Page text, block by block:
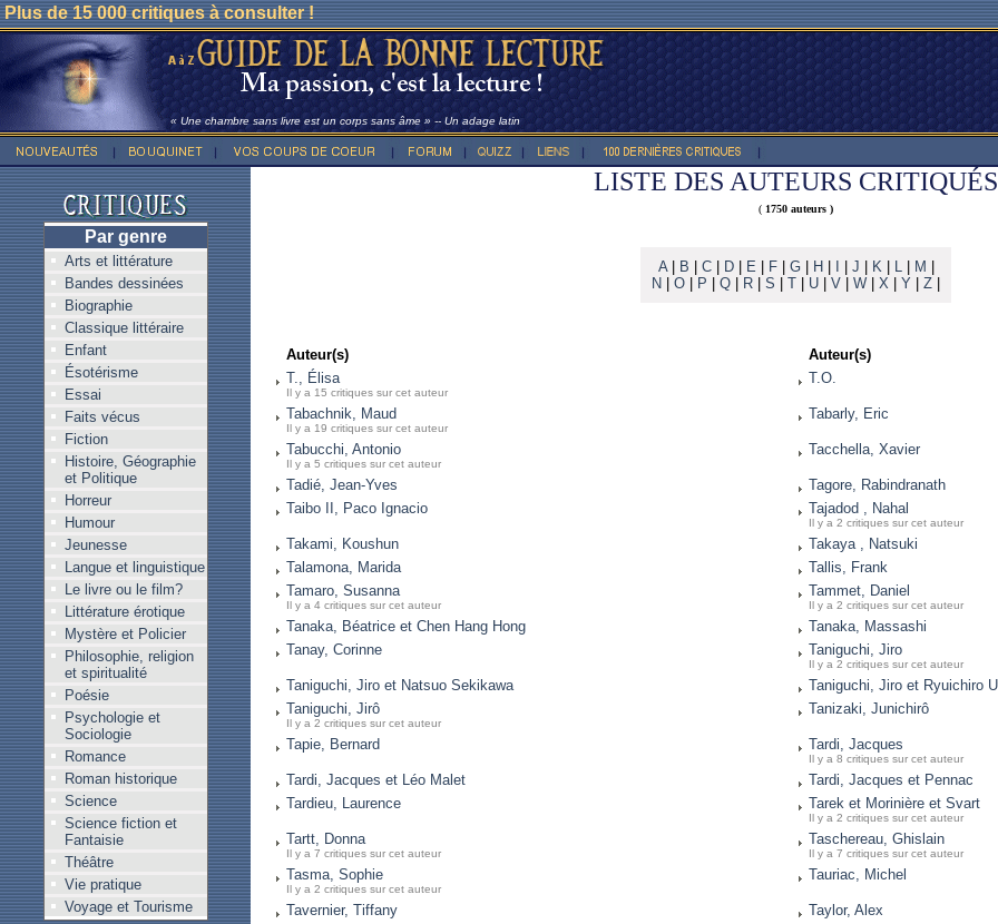
Plus de 15 000 critiques à consulter !
« Une chambre sans livre est un corps sans âme » -- Un adage latin
Par genre
Arts et littérature
Bandes dessinées
Biographie
Classique littéraire
Enfant
Ésotérisme
Essai
Faits vécus
Fiction
Histoire, Géographie
et Politique
Horreur
Humour
Jeunesse
Langue et linguistique
Le livre ou le film?
Littérature érotique
Mystère et Policier
Philosophie, religion
et spiritualité
Poésie
Psychologie et
Sociologie
Romance
Roman historique
Science
Science fiction et
Fantaisie
Théâtre
Vie pratique
Voyage et Tourisme
LISTE DES AUTEURS CRITIQUÉS
( 1750 auteurs )
A| B C| D| E F| G| H J K| L| M
N
O P Q R S T U V W X Y Z
Auteur(s)
Auteur(s)
T., Élisa
Il y a 15 critiques sur cet auteur
T.O.
Tabachnik, Maud
Il y a 19 critiques sur cet auteur
Tabarly, Eric
Tabucchi, Antonio
Il y a 5 critiques sur cet auteur
Tacchella, Xavier
Tadié, Jean-Yves
Tagore, Rabindranath
Taibo II, Paco Ignacio
Tajadod , Nahal
Il y a 2 critiques sur cet auteur
Takami, Koushun
Takaya , Natsuki
Talamona, Marida
Tallis, Frank
Tamaro, Susanna
Il y a 4 critiques sur cet auteur
Tammet, Daniel
Il y a 2 critiques sur cet auteur
Tanaka, Béatrice et Chen Hang Hong
Tanaka, Massashi
Tanay, Corinne
Taniguchi, Jiro
Il y a 2 critiques sur cet auteur
Taniguchi, Jiro et Natsuo Sekikawa
Taniguchi, Jiro et Ryuichiro
Taniguchi, Jirô
Il y a 2 critiques sur cet auteur
Tanizaki, Junichirô
Tapie, Bernard Tardi, Jacques
Il y a 8 critiques sur cet auteur
Tardi, Jacques et Léo Malet
Tardi, Jacques et Pennac
Tardieu, Laurence
Tarek et Morinière et Svart
Il y a 2 critiques sur cet auteur
Tartt, Donna
Il y a 7 critiques sur cet auteur
Taschereau, Ghislain
Il y a 7 critiques sur cet auteur
Tasma, Sophie
Il y a 2 critiques sur cet auteur
Tauriac, Michel
Tavernier, Tiffany
Taylor, Alex